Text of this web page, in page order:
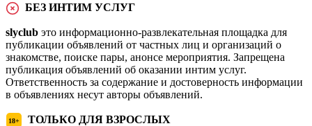
БЕЗ ИНТИМ УСЛУГ
slyclub это информационно-развлекательная площадка для
публикации объявлений от частных лиц и организаций о
знакомстве, поиске пары, анонсе мероприятия. Запрещена
публикация объявлений об оказании интим услуг.
Ответственность за содержание и достоверность информации
в объявлениях несут авторы объявлений.
18+ ТОЛЬКО ДЛЯ ВЗРОСЛЫХ